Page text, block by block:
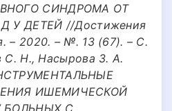
СИНДРОМА ОТ
У ДЕТЕЙ //Достижения
– 2020. – №. 13 (67). – С.
С. Н., Насырова З. А.
ИШЕМИЧЕСКОЙ
БОЛЬНЫХ C